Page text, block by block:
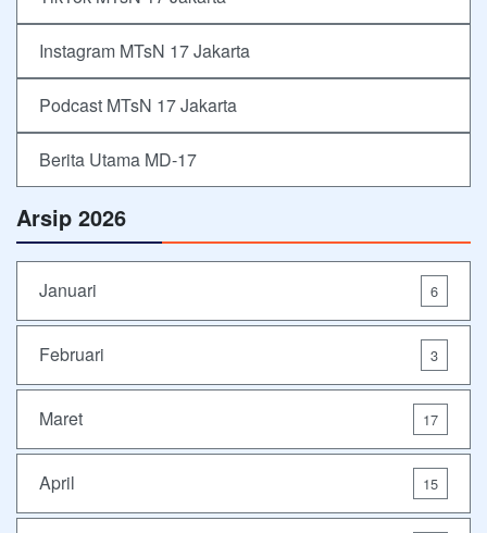
Instagram MTsN 17 Jakarta
Podcast MTsN 17 Jakarta
Berita Utama MD-17
Arsip 2026
Januari 6
Februari 3
Maret 17
April 15